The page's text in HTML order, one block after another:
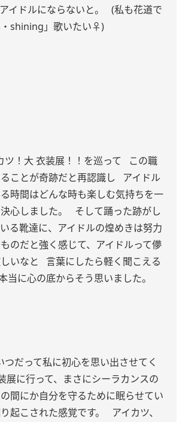
イドルにならないと。
(私も花道で
・shining」歌いたい‍♀️)
ツ！大 衣装展！！を巡って
この職
ことが奇跡だと再認識し
アイドル
時間はどんな時も楽しむ気持ちを一
心しました。
そして踊った跡がし
る靴達に、アイドルの煌めきは努力
のだと強く感じて、アイドルって儚
いなと
言葉にしたら軽く聞こえる
当に心の底からそう思いました。
つだって私に初心を思い出させてく
展に行って、まさにシーラカンスの
間にか自分を守るために眠らせてい
起こされた感覚です。
アイカツ、